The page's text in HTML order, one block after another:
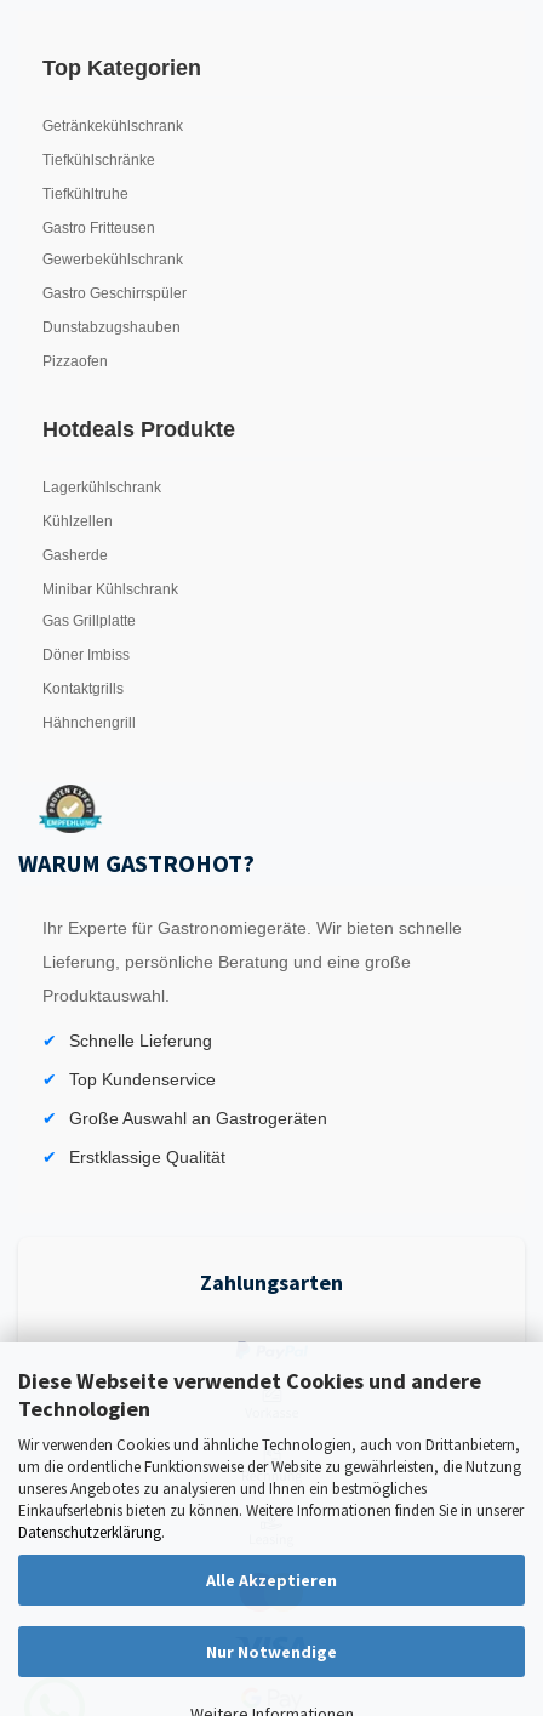
Diese Webseite verwendet Cookies und andere
Technologien
Wir verwenden Cookies und ähnliche Technologien, auch von Drittanbietern,
um die ordentliche Funktionsweise der Website zu gewährleisten, die Nutzung
unseres Angebotes zu analysieren und Ihnen ein bestmögliches
Einkaufserlebnis bieten zu können. Weitere Informationen finden Sie in unserer
Datenschutzerklärung.
Alle Akzeptieren
Nur Notwendige
Top Kategorien
Getränkekühlschrank
Tiefkühlschränke
Tiefkühltruhe
Gastro Fritteusen
Gewerbekühlschrank
Gastro Geschirrspüler
Dunstabzugshauben
Pizzaofen
Hotdeals Produkte
Lagerkühlschrank
Kühlzellen
Gasherde
Minibar Kühlschrank
Gas Grillplatte
Döner Imbiss
Kontaktgrills
Hähnchengrill
WARUM GASTROHOT?
Ihr Experte für Gastronomiegeräte. Wir bieten schnelle
Lieferung, persönliche Beratung und eine große
Produktauswahl.
Schnelle Lieferung
Top Kundenservice
Große Auswahl an Gastrogeräten
Erstklassige Qualität
Zahlungsarten